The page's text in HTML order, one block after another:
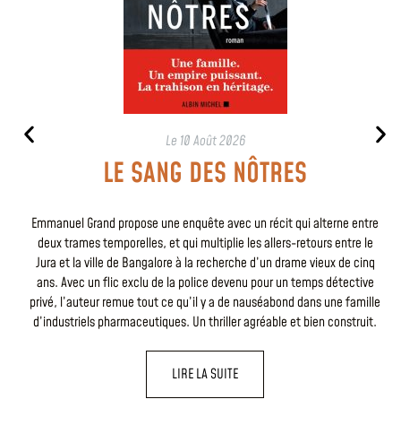
Le 10 Août 2026
LE SANG DES NÔTRES
Emmanuel Grand propose une enquête avec un récit qui alterne entre
deux trames temporelles, et qui multiplie les allers-retours entre le
Jura et la ville de Bangalore à la recherche d’un drame vieux de cinq
ans. Avec un flic exclu de la police devenu pour un temps détective
privé, l’auteur remue tout ce qu’il y a de nauséabond dans une famille
d’industriels pharmaceutiques. Un thriller agréable et bien construit.
LIRE LA SUITE